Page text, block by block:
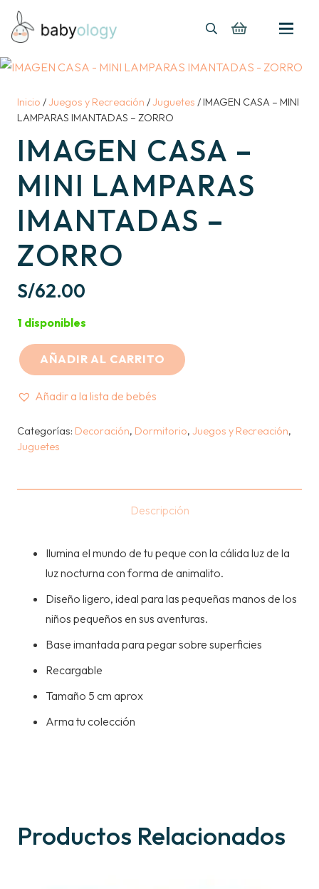
Inicio /Juegos y Recreación /Juguetes / IMAGEN CASA – MINI
LAMPARAS IMANTADAS – ZORRO
IMAGEN CASA –
MINI LAMPARAS
IMANTADAS –
ZORRO
S/62.00
1 disponibles
IMAGEN
MINI
LAMPARAS
-
AÑADIR AL CARRITO
Añadir a la lista de bebés
Categorías: Decoración, Dormitorio, Juegos y Recreación,
Juguetes
Descripción
Ilumina el mundo de tu peque con la cálida luz de la
luz nocturna con forma de animalito.
Diseño ligero, ideal para las pequeñas manos de los
niños pequeños en sus aventuras.
Base imantada para pegar sobre superficies
Recargable
Tamaño 5 cm aprox
Arma tu colección
Productos Relacionados